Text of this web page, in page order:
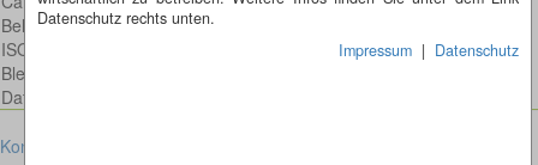
Datenschutz rechts unten.
Impressum | Datenschutz
Belichtungsdauer : 1/160
ISO: 250
Blende: f/5.6
Datum: 2021:07:11 15:59:21
Kontakt